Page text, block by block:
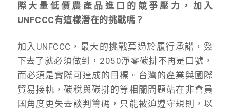
際大量低價農產品進口的競爭壓力， 加入
UNFCCC有這樣潛在的挑戰嗎？
加入UNFCCC，最大的挑戰莫過於履行承諾，簽
下去了就必須做到，2050淨零碳排不再是口號，
而必須是實際可達成的目標。台灣的產業與國際
貿易接軌，碳稅與碳排的等相關問題站在非會員
國角度更失去談判籌碼，只能被迫遵守規則，以